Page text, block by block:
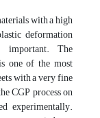
with a high
deformation
important. The
one of the most
with a very fine
CGP process on
experimentally.